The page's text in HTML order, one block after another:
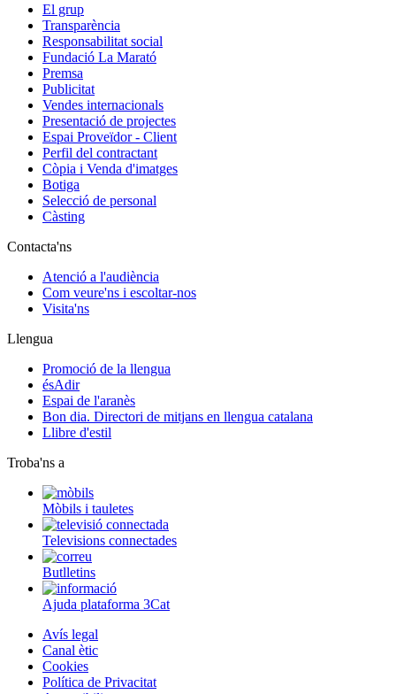
El grup
Transparència
Responsabilitat social
Fundació La Marató
Premsa
Publicitat
Vendes internacionals
Presentació de projectes
Espai Proveïdor - Client
Perfil del contractant
Còpia i Venda d'imatges
Botiga
Selecció de personal
Càsting
Contacta'ns
Atenció a l'audiència
Com veure'ns i escoltar-nos
Visita'ns
Llengua
Promoció de la llengua
ésAdir
Espai de l'aranès
Bon dia. Directori de mitjans en llengua catalana
Llibre d'estil
Troba'ns a
Mòbils i tauletes
Televisions connectades
Butlletins
Ajuda plataforma 3Cat
Avís legal
Canal ètic
Cookies
Política de Privacitat